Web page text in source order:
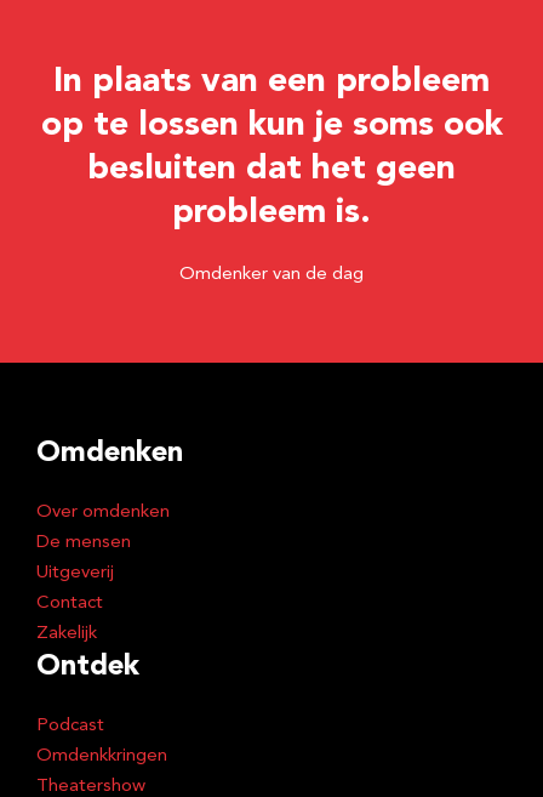
In plaats van een probleem
op te lossen kun je soms ook
besluiten dat het geen
probleem is.
Omdenker van de dag
Omdenken
Over omdenken
De mensen
Uitgeverij
Contact
Zakelijk
Ontdek
Podcast
Omdenkkringen
Theatershow